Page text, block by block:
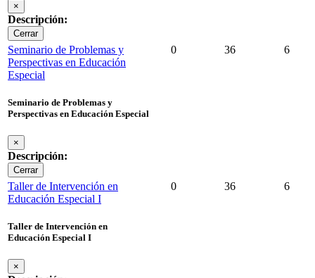
×
Descripción:
Cerrar
Seminario de Problemas y
Perspectivas en Educación
Especial
Seminario de Problemas y
Perspectivas en Educación Especial
×
Descripción:
Cerrar
0 36 6
Taller de Intervención en
Educación Especial I
Taller de Intervención en
Educación Especial I
×
0 36 6